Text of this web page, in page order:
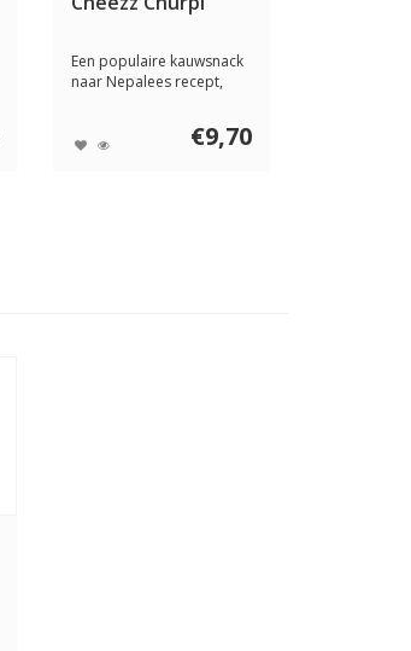
Een populaire kauwsnack
naar Nepalees recept,
€9,70